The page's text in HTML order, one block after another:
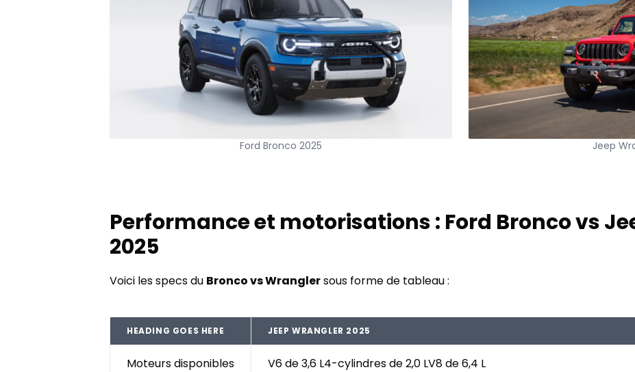
Ford Bronco 2025 Jeep
Performance et motorisations : Ford Bronco vs
2025
Voici les specs du Bronco vs Wranglersous forme de tableau :
HEADING GOES HERE JEEP WRANGLER 2025
Moteurs disponibles V6 de 3,6 L4-cylindres de 2,0 LV8 de 6,4 L